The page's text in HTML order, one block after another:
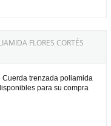
FLORES CORTÉS
trenzada poliamida
para su compra